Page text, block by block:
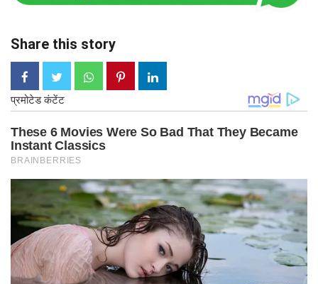
Share this story